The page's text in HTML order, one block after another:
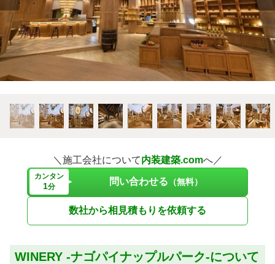
＼施工会社について内装建築.comへ／
カンタン
1分 問い合わせる （無料）
数社から相見積もりを依頼する
WINERY -ナゴパイナップルパーク-について